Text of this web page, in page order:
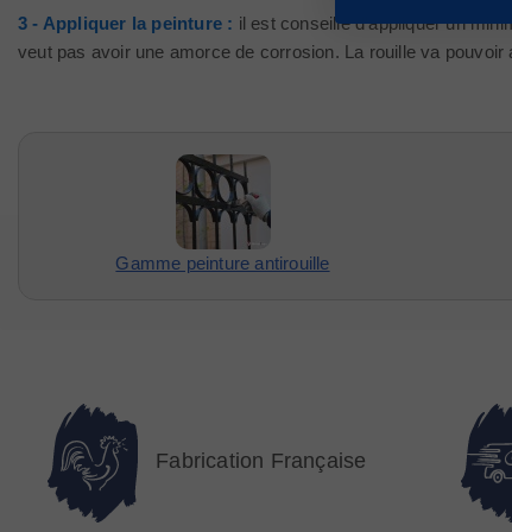
3 - Appliquer la peinture : il est conseillé d'appliquer un
veut pas avoir une amorce de corrosion. La rouille va
Gamme peinture antirouille
Fabrication Française